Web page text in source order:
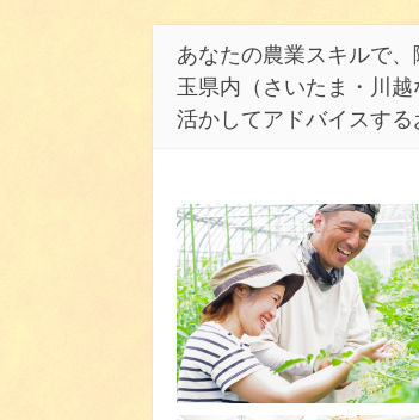
あなたの農業スキルで
玉県内（さいたま・川
活かしてアドバイスす